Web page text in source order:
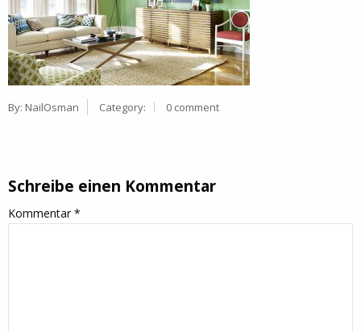
By: NailOsman Category: 0 comment
Schreibe einen Kommentar
Kommentar*